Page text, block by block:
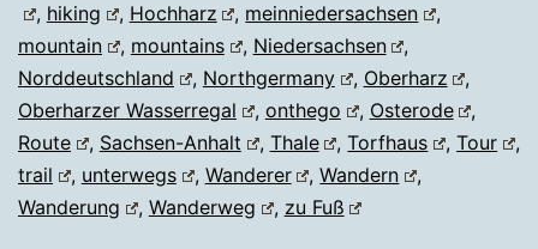
, hiking , Hochharz , meinniedersachsen
,
mountain
, mountains , Niedersachsen
,
Norddeutschland
, Northgermany , Oberharz
,
Oberharzer Wasserregal
, onthego , Osterode
,
Route
, Sachsen-Anhalt , Thale ,Torfhaus ,Tour
,
trail
, unterwegs , Wanderer ,Wandern
,
Wanderung
, Wanderweg , zu Fuß